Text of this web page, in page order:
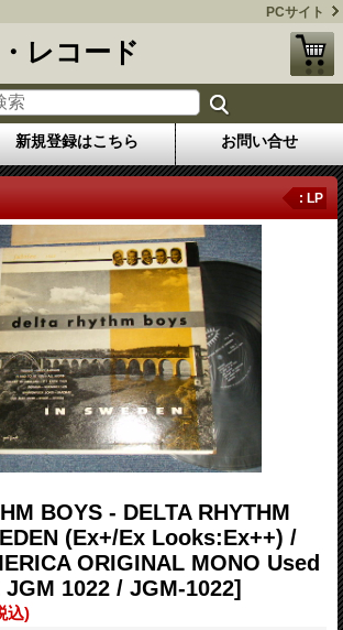
PCサイト
レコード
新規登録はこちら お問い合せ
: LP
BOYS - DELTA RHYTHM
(Ex+/Ex Looks:Ex++) /
ORIGINAL MONO Used
1022 / JGM-1022]
込)